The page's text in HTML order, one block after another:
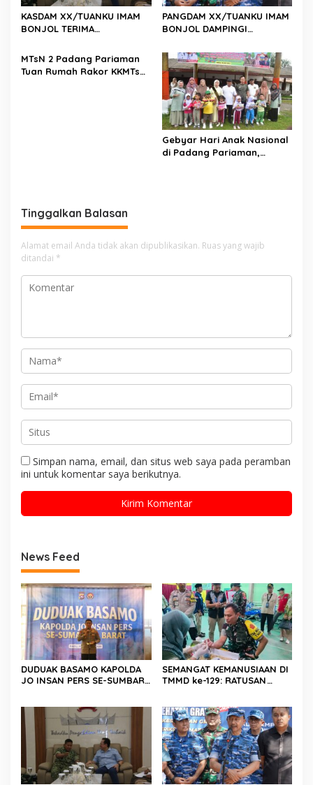
KASDAM XX/TUANKU IMAM
BONJOL TERIMA
ANGGOTA DPD RI H. IRMAN
GUSMAN, S.E., M.B.A., DI
PANGDAM XX/TUANKU IMAM
BONJOL DAMPINGI
AU KE-79 DI LANUD SUTAN
SJAHRIR
MTsN 2 Padang Pariaman
Tuan Rumah Rakor KKMTs
Gebyar Hari Anak Nasional
di Padang Pariaman,
Tinggalkan Balasan
Alamat email Anda tidak akan dipublikasikan. Ruas yang wajib
ditandai *
Simpan nama, email, dan situs web saya pada peramban
ini untuk komentar saya berikutnya.
News Feed
DUDUAK BASAMO KAPOLDA
JO INSAN PERS SE-SUMBAR,
Polri dan Media Demi
Kepentingan Masyarakat
SEMANGAT KEMANUSIAAN DI
TMMD ke-129: RATUSAN